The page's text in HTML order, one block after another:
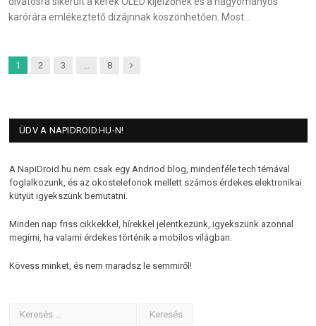
karórára emlékeztető dizájnnak köszönhetően. Most…
1 2 3 … 8 Next
ÜDV A NAPIDROID.HU-N!
A NapiDroid.hu nem csak egy Andriod blog, mindenféle tech témával
foglalkozunk, és az okostelefonok mellett számos érdekes elektronikai
kütyüt igyekszünk bemutatni.
Minden nap friss cikkekkel, hírekkel jelentkezünk, igyekszünk azonnal
megírni, ha valami érdekes történik a mobilos világban.
Kövess minket, és nem maradsz le semmiről!